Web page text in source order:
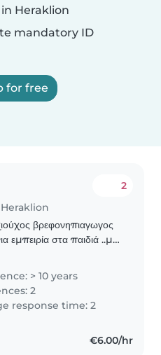
Heraklion
mandatory ID
for free
2
βρεφονηπιαγωγος
εμπειρία στα παιδιά ..με
ενθουσιασμό χορό
τραγούδια και πολύ
> 10 years
2
response time: 2
€6.00/hr